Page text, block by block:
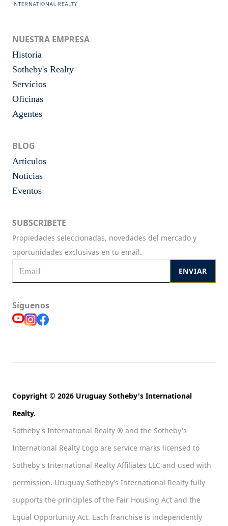
NUESTRA EMPRESA
Historia
Sotheby's Realty
Servicios
Oficinas
Agentes
BLOG
Articulos
Noticias
Eventos
SUBSCRIBETE
Propiedades seleccionadas, novedades del mercado y
oportunidades exclusivas en tu email.
ENVIAR
Síguenos
Copyright © 2026 Uruguay Sotheby's International
Realty.
Sotheby's International Realty ® and the Sotheby's
International Realty Logo are service marks licensed to
Sotheby's International Realty Affiliates LLC and used with
permission. Uruguay Sotheby’s International Realty fully
supports the principles of the Fair Housing Act and the
Equal Opportunity Act. Each franchise is independently